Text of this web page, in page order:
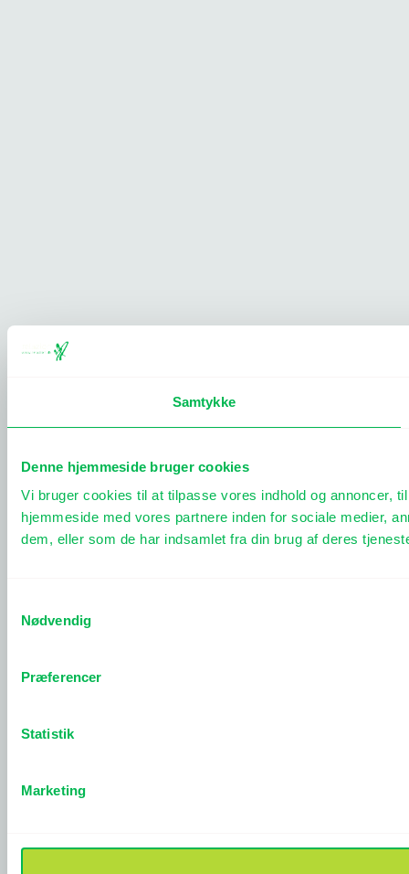
Samtykke
Denne hjemmeside bruger cookies
Vi bruger cookies til at tilpasse vores indhold og annoncer,
hjemmeside med vores partnere inden for sociale medier,
dem, eller som de har indsamlet fra din brug af deres
Nødvendig
Præferencer
Statistik
Marketing